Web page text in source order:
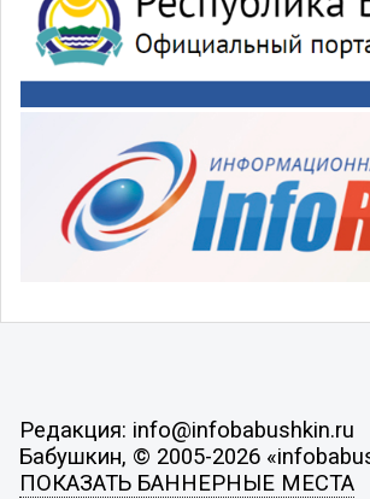
Редакция: info@infobabushkin.ru
Бабушкин, © 2005-2026
ПОКАЗАТЬ БАННЕРНЫЕ МЕСТА